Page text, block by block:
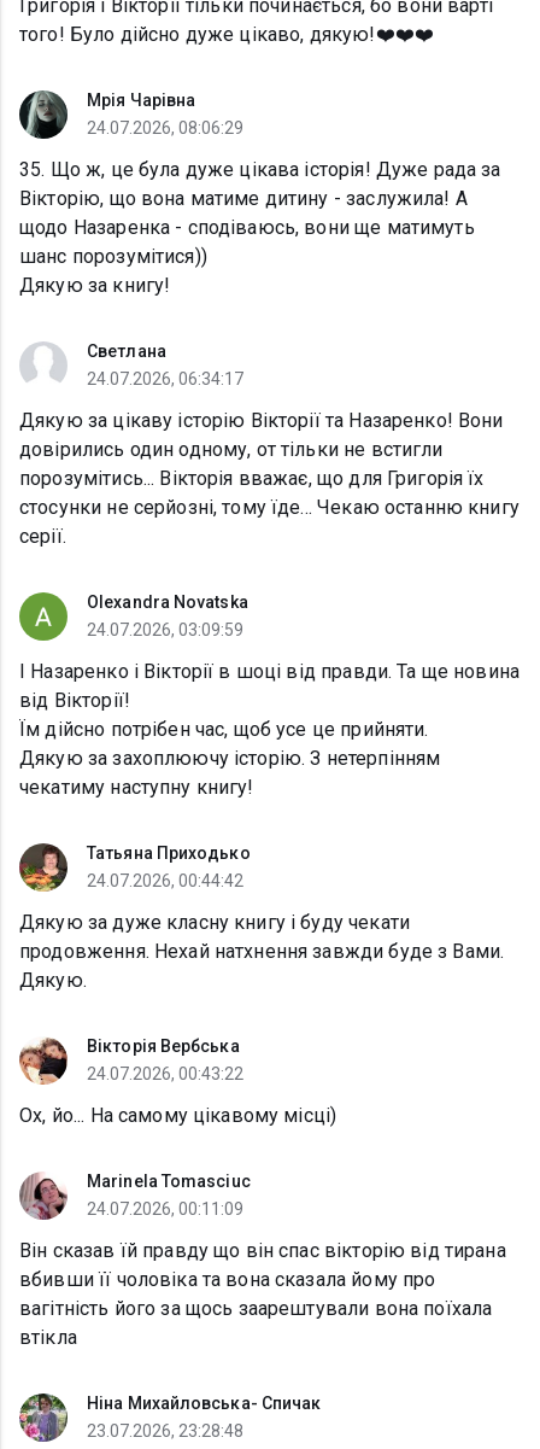
Григорія і Вікторії тільки починається, бо вони варті
того! Було дійсно дуже цікаво, дякую!❤️❤️❤️
Мрія Чарівна
24.07.2026, 08:06:29
35. Що ж, це була дуже цікава історія! Дуже рада за
Вікторію, що вона матиме дитину - заслужила! А
щодо Назаренка - сподіваюсь, вони ще матимуть
шанс порозумітися))
Дякую за книгу!
Светлана
24.07.2026, 06:34:17
Дякую за цікаву історію Вікторії та Назаренко! Вони
довірились один одному, от тільки не встигли
порозумітись... Вікторія вважає, що для Григорія їх
стосунки не серйозні, тому їде... Чекаю останню книгу
серії.
Olexandra Novatska
24.07.2026, 03:09:59
І Назаренко і Вікторії в шоці від правди. Та ще новина
від Вікторії!
Їм дійсно потрібен час, щоб усе це прийняти.
Дякую за захоплюючу історію. З нетерпінням
чекатиму наступну книгу!
Татьяна Приходько
24.07.2026, 00:44:42
Дякую за дуже класну книгу і буду чекати
продовження. Нехай натхнення завжди буде з Вами.
Дякую.
Вікторія Вербська
24.07.2026, 00:43:22
Ох, йо... На самому цікавому місці)
Marinela Tomasciuc
24.07.2026, 00:11:09
Він сказав їй правду що він спас вікторію від тирана
вбивши її чоловіка та вона сказала йому про
вагітність його за щось заарештували вона поїхала
втікла
Ніна Михайловська- Спичак
23.07.2026, 23:28:48